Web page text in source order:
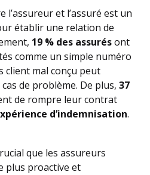
l’assureur et l’assuré est un
établir une relation de
19 % des assurésont
comme un simple numéro
client mal conçu peut
de problème. De plus, 37
de rompre leur contrat
d’indemnisation.
que les assureurs
plus proactive et